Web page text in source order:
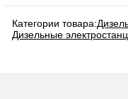
Категории товара:
Дизельные